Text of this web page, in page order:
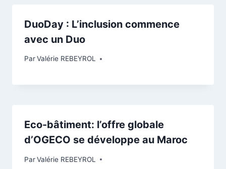
DuoDay : L’inclusion commence
avec un Duo
ParValérie REBEYROL
Eco-bâtiment: l’offre globale
d’OGECO se développe au Maroc
ParValérie REBEYROL